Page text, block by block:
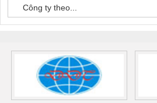
Công ty theo...